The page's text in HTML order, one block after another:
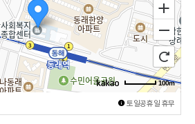
100m
토일공휴일 휴무